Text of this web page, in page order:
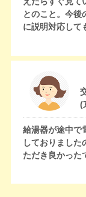
とのこと。今後
に説明対応して
(
給湯器が途中で
しておりました
ただき良かった